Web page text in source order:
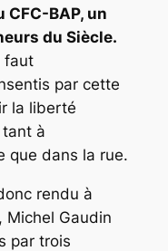
BAP, un
du Siècle.
faut
par cette
la liberté
tant à
que dans la rue.
rendu à
Michel Gaudin
par trois